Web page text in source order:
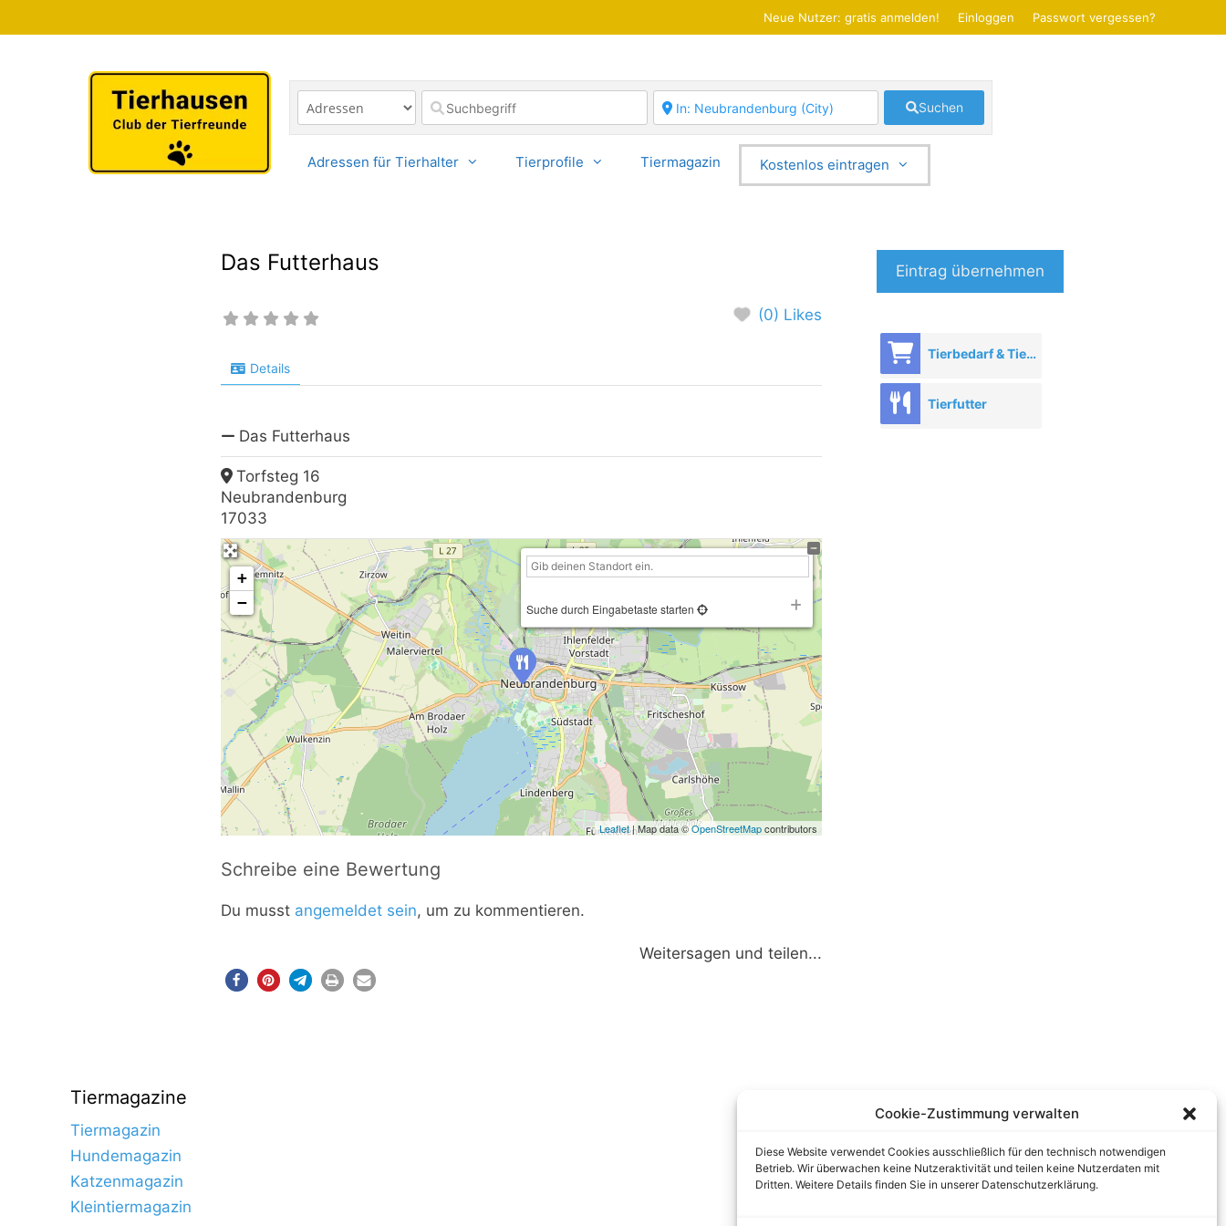
Cookie-Zustimmung verwalten
Diese Website verwendet Cookies ausschließlich für den technisch notwendigen
Betrieb. Wir überwachen keine Nutzeraktivität und teilen keine Nutzerdaten mit
Dritten. Weitere Details finden Sie in unserer Datenschutzerklärung.
Inhalt
Neue Nutzer: gratis anmelden! Einloggen Passwort vergessen?
Suchen
Adressen für Tierhalter Tierprofile Tiermagazin Kostenlos eintragen
Das Futterhaus
(0) Likes
Details
Das Futterhaus
Torfsteg 16
Neubrandenburg
17033
+
−
Suche durch Eingabetaste starten
Leaflet| Map data ©OpenStreetMapcontributors
Schreibe eine Bewertung
Du musst angemeldet sein, um zu kommentieren.
Weitersagen und teilen...
Eintrag übernehmen
Tierbedarf & Tierhandel
Tierfutter
Tiermagazine
Tiermagazin
Hundemagazin
Katzenmagazin
Kleintiermagazin